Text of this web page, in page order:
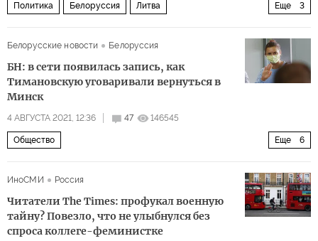
Еще 3
Политика Белоруссия Литва
Белорусские новости
Белоруссия
БН: в сети появилась запись, как
Тимановскую уговаривали вернуться в
Минск
4 АВГУСТА 2021, 12:36 47 146545
Еще 6
Общество
Юрий Моисевич
Международный олимпийский комитет (МОК) скандал
ИноСМИ Россия
Читатели The Times: профукал военную
тайну? Повезло, что не улыбнулся без
спроса коллеге-феминистке